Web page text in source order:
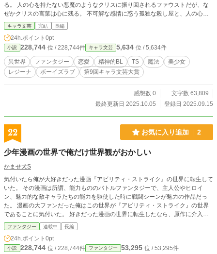
る。 人の心を持たない悪魔のようなクリスに振り回されるファウストだが、な
ぜかクリスの言葉は心に残る。 不可解な感情に惑う孤独な殺し屋と、人の心を
持たない悪魔のような少女（元少年）。 二人の旅の果てに待つものは。 ※最終
話まで毎日更新。※モブがばんばん死にます。※二人の恋愛が主軸です。精神的
BLでラブロマンス的な感じの話です。
キャラ文芸 完結 長編
24h.ポイント 0pt
小説 228,744 位 / 228,744件 キャラ文芸 5,634 位 / 5,634件
異世界 ファンタジー 恋愛 精神的BL TS 魔法
美少女
レジーナ
ボーイズラブ 第9回キャラ文芸大賞
感想数 0
文字数 63,809
最終更新日 2025.10.05
登録日 2025.09.15
22 お気に入り追加 2
少年漫画の世界で俺だけ世界観がおかしい
かませ犬S
気付いたら俺が大好きだった漫画『アビリティ・ストライク』の世界に転生して
いた。 その漫画は所謂、能力もののバトルファンタジーで、主人公やヒロイ
ン、魅力的な敵キャラたちの能力を駆使した時に戦闘シーンが魅力の作品だっ
た。 漫画の大ファンだった俺はこの世界が『アビリティ・ストライク』の世界
であることに気付いた。 好きだった漫画の世界に転生したなら、原作に介入し
てみたいと思うのがオタクの心境！ 俺も主人公みたいに能力を駆使して漫画の
ようなスタイリッシュなバトルを！そう意気込んでいたのだが⋯⋯。 『ボクと
契約して魔法少女になって欲しいポヨ』 ひょんな事から魔法少女になったと思
えば俺の敵はエロゲに出てくるような卑猥なやつばっかり 仕方なく戦っていた
ファンタジー 連載中 長編
24h.ポイント 0pt
小説 228,744 位 / 228,744件 ファンタジー 53,295 位 / 53,295件